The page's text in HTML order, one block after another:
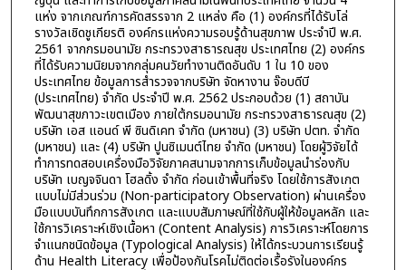
แห่ง จากเกณฑ์การคัดสรรจาก 2 แหล่ง คือ (1) องค์กรที่ได้รับโล่
รางวัลเชิดชูเกียรติ องค์กรแห่งความรอบรู้ด้านสุขภาพ ประจำปี พ.ศ.
2561 จากกรมอนามัย กระทรวงสาธารณสุข ประเทศไทย (2) องค์กร
ที่ได้รับความนิยมจากกลุ่มคนวัยทำงานติดอันดับ 1 ใน 10 ของ
ประเทศไทย ข้อมูลการสำรวจจากบริษัท จัดหางาน จ๊อบดีบี
(ประเทศไทย) จำกัด ประจำปี พ.ศ. 2562 ประกอบด้วย (1) สถาบัน
พัฒนาสุขภาวะเขตเมือง ภายใต้กรมอนามัย กระทรวงสาธารณสุข (2)
บริษัท เอส แอนด์ พี ซินดิเคท จำกัด (มหาชน) (3) บริษัท ปตท. จำกัด
(มหาชน) และ (4) บริษัท ปูนซิเมนต์ไทย จำกัด (มหาชน) โดยผู้วิจัยได้
ทำการทดสอบเครื่องมือวิจัยภาคสนามจากการเก็บข้อมูลนำร่องกับ
บริษัท เบญจจินดา โฮลดิ้ง จำกัด ก่อนเข้าพื้นที่จริง โดยใช้การสังเกต
แบบไม่มีส่วนร่วม (Non-participatory Observation) ผ่านเครื่อง
มือแบบบันทึกการสังเกต และแบบสัมภาษณ์ที่ใช้กับผู้ให้ข้อมูลหลัก และ
ใช้การวิเคราะห์เชิงเนื้อหา (Content Analysis) การวิเคราะห์โดยการ
จำแนกชนิดข้อมูล (Typological Analysis) ให้ได้กระบวนการเรียนรู้
ด้าน Health Literacy เพื่อป้องกันโรคไม่ติดต่อเรื้อรังในองค์กร